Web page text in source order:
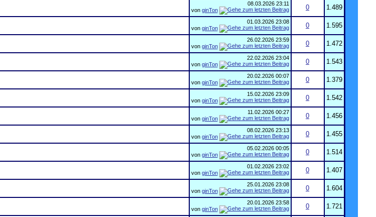
08.03.2026 23:11
von ginTon 0
1.489
01.03.2026 23:08
von ginTon 0
1.595
26.02.2026 23:59
von ginTon 0
1.472
22.02.2026 23:04
von ginTon 0
1.543
20.02.2026 00:07
von ginTon 0
1.379
15.02.2026 23:09
von ginTon 0
1.542
11.02.2026 00:27
von ginTon 0
1.456
08.02.2026 23:13
von ginTon 0
1.455
05.02.2026 00:05
von ginTon 0
1.514
01.02.2026 23:02
von ginTon 0
1.407
25.01.2026 23:08
von ginTon 0
1.604
20.01.2026 23:58
von ginTon 0
1.721